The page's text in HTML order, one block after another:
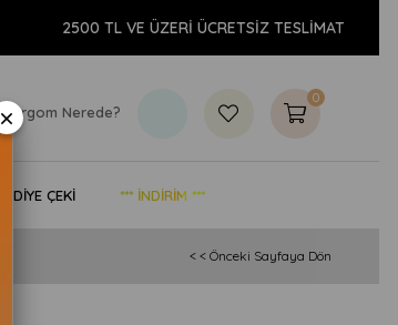
2500 TL VE ÜZERİ ÜCRETSİZ TESLİMAT
0
Kargom Nerede?
HEDİYE ÇEKİ *** İNDİRİM ***
< < Önceki Sayfaya Dön
×